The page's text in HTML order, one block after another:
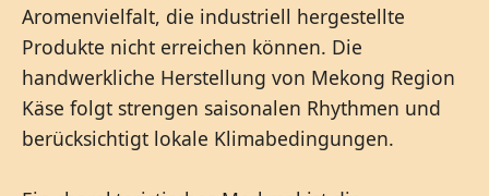
Aromenvielfalt, die industriell hergestellte
Produkte nicht erreichen können. Die
handwerkliche Herstellung von Mekong Region
Käse folgt strengen saisonalen Rhythmen und
berücksichtigt lokale Klimabedingungen.